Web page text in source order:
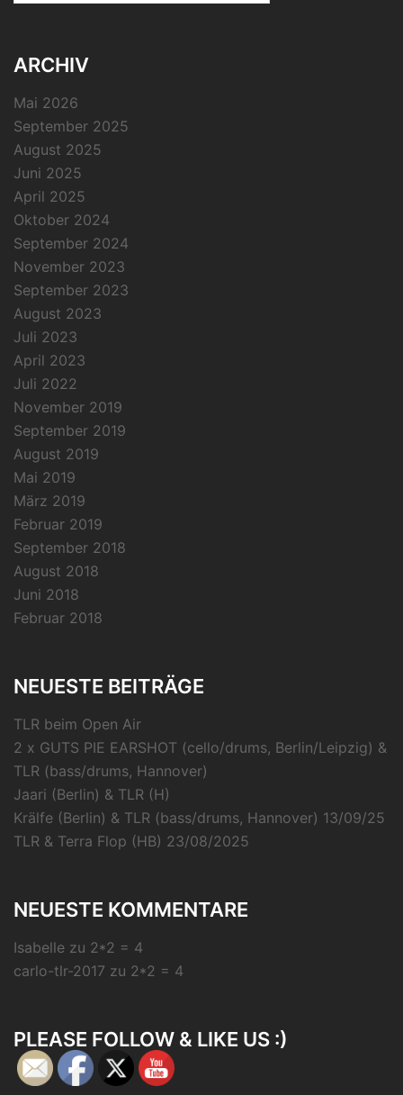
ARCHIV
Mai 2026
September 2025
August 2025
Juni 2025
April 2025
Oktober 2024
September 2024
November 2023
September 2023
August 2023
Juli 2023
April 2023
Juli 2022
November 2019
September 2019
August 2019
Mai 2019
März 2019
Februar 2019
September 2018
August 2018
Juni 2018
Februar 2018
NEUESTE BEITRÄGE
TLR beim Open Air
2 x GUTS PIE EARSHOT (cello/drums, Berlin/Leipzig) &
TLR (bass/drums, Hannover)
Jaari (Berlin) & TLR (H)
Krälfe (Berlin) & TLR (bass/drums, Hannover) 13/09/25
TLR & Terra Flop (HB) 23/08/2025
NEUESTE KOMMENTARE
Isabelle zu 2*2 = 4
carlo-tlr-2017 zu 2*2 = 4
PLEASE FOLLOW & LIKE US :)